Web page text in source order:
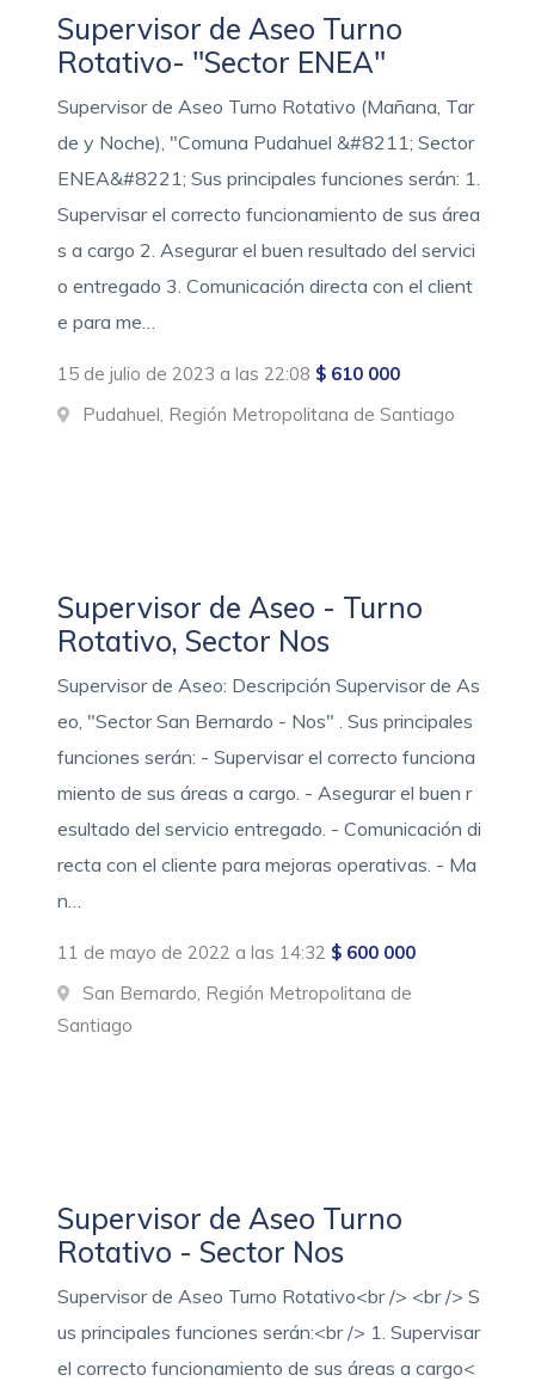
Supervisor de Aseo Turno
Rotativo- "Sector ENEA"
Supervisor de Aseo Turno Rotativo (Mañana, Tar
de y Noche), "Comuna Pudahuel &#8211; Sector
ENEA&#8221; Sus principales funciones serán: 1.
Supervisar el correcto funcionamiento de sus área
s a cargo 2. Asegurar el buen resultado del servici
o entregado 3. Comunicación directa con el client
e para me…
15 de julio de 2023 a las 22:08 $ 610 000
Pudahuel, Región Metropolitana de Santiago
Supervisor de Aseo - Turno
Rotativo, Sector Nos
Supervisor de Aseo: Descripción Supervisor de As
eo, "Sector San Bernardo - Nos" . Sus principales
funciones serán: - Supervisar el correcto funciona
miento de sus áreas a cargo. - Asegurar el buen r
esultado del servicio entregado. - Comunicación di
recta con el cliente para mejoras operativas. - Ma
n…
11 de mayo de 2022 a las 14:32 $ 600 000
San Bernardo, Región Metropolitana de
Santiago
Supervisor de Aseo Turno
Rotativo - Sector Nos
Supervisor de Aseo Turno Rotativo<br /> <br /> S
us principales funciones serán:<br /> 1. Supervisar
el correcto funcionamiento de sus áreas a cargo<